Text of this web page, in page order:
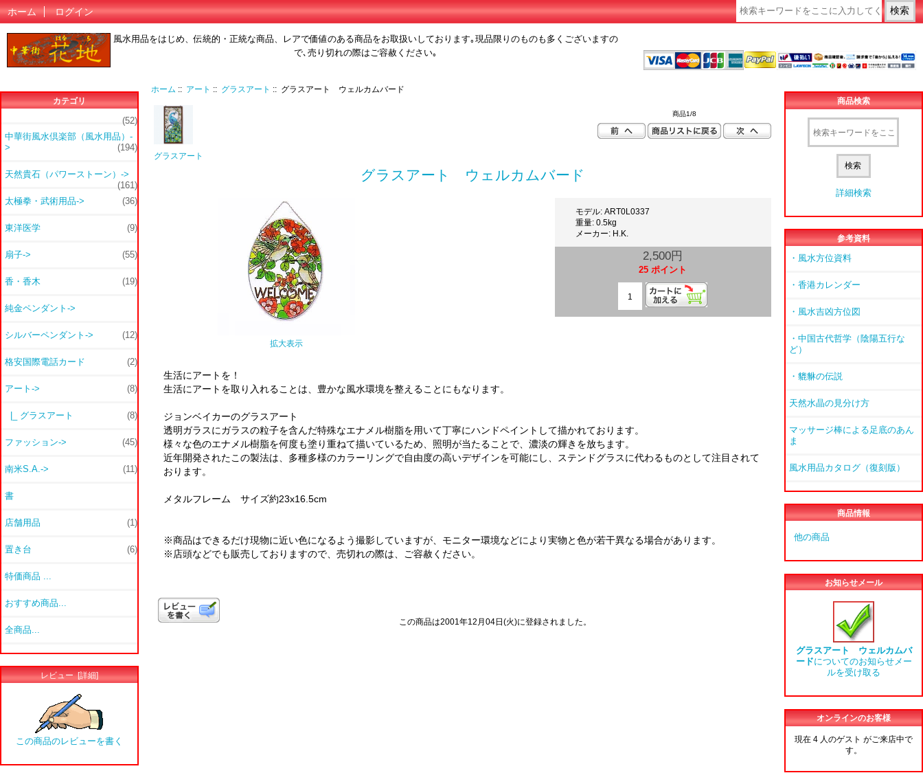
ホーム ログイン
風水用品をはじめ、伝統的・正統な商品、レアで価値のある商品をお取扱いしております｡現品限りのものも多くございますの
で､売り切れの際はご容赦ください｡
カテゴリ
(52)
中華街風水倶楽部（風水用品）-
>
(194)
天然貴石（パワーストーン）->
(161)
太極拳・武術用品->
(36)
東洋医学 (9)
扇子-> (55)
香・香木 (19)
純金ペンダント->
シルバーペンダント-> (12)
格安国際電話カード (2)
アート -> (8)
|_ グラスアート (8)
ファッション-> (45)
南米S.A.-> (11)
書
店舗用品 (1)
置き台 (6)
特価商品 ...
おすすめ商品...
全商品...
レビュー [詳細]
この商品のレビューを書く
ホーム :: アート :: グラスアート :: グラスアート ウェルカムバード
グラスアート
商品1/8
グラスアート ウェルカムバード
拡大表示
モデル: ART0L0337
重量: 0.5kg
メーカー: H.K.
2,500円
25 ポイント
生活にアートを！
生活にアートを取り入れることは、豊かな風水環境を整えることにもなります。
ジョンベイカーのグラスアート
透明ガラスにガラスの粒子を含んだ特殊なエナメル樹脂を用いて丁寧にハンドペイントして描かれております。
様々な色のエナメル樹脂を何度も塗り重ねて描いているため、照明が当たることで、濃淡の輝きを放ちます。
近年開発されたこの製法は、多種多様のカラーリングで自由度の高いデザインを可能にし、ステンドグラスに代わるものとして注目されて
おります。
メタルフレーム サイズ約23x16.5cm
※商品はできるだけ現物に近い色になるよう撮影していますが、モニター環境などにより実物と色が若干異なる場合があります。
※店頭などでも販売しておりますので、売切れの際は、ご容赦ください。
この商品は2001年12月04日(火)に登録されました。
商品検索
詳細検索
参考資料
・風水方位資料
・香港カレンダー
・風水吉凶方位図
・中国古代哲学（陰陽五行な
ど）
・貔貅の伝説
天然水晶の見分け方
マッサージ棒による足底のあん
ま
風水用品カタログ（復刻版）
商品情報
他の商品
お知らせメール
グラスアート ウェルカムバ
ードについてのお知らせメー
ルを受け取る
オンラインのお客様
現在 4 人のゲスト がご来店中で
す。